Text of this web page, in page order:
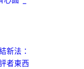
新法：
者東西